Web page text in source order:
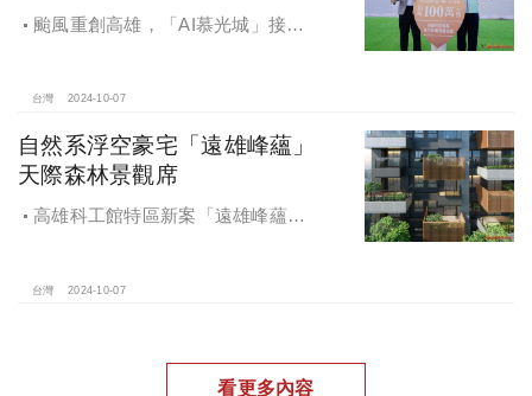
颱風重創高雄，「AI慕光城」接待
民復原家園
台灣 2024-10-07
自然系浮空豪宅「遠雄峰蘊」
天際森林景觀席
高雄科工館特區新案「遠雄峰蘊」
台灣 2024-10-07
看更多內容